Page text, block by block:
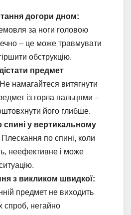
догори дном:
за ноги головою
– це може травмувати
обструкцію.
предмет
Не намагайтеся витягнути
із горла пальцями –
його глибше.
спині у вертикальному
Плескання по спині, коли
неефективне і може
з викликом швидкої:
предмет не виходить
спроб, негайно